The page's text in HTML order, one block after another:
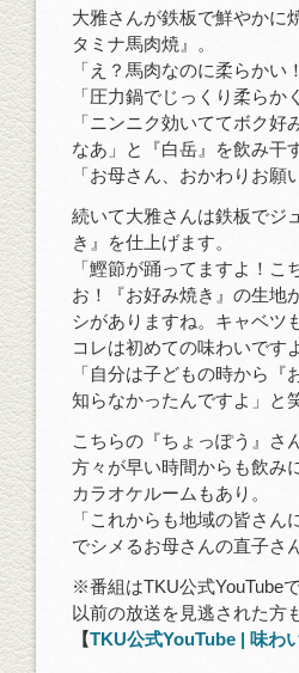
大雅さんが鉄板で鮮やかに
タミナ馬肉焼』。
「え？馬肉なのに柔らかい
「圧力鍋でじっくり柔ら
「ニンニク効いててボク
なあ」と『白岳』を飲み干
「お母さん、おかわりお願
続いて大雅さんは鉄板でジ
き』を仕上げます。
「鰹節が踊ってますよ！
お！『お好み焼き』の生地
シがありますね。キャベツ
コレは初めての味わいです
「自分は子どもの時から
知らなかったんですよ」と
こちらの『ちょっぽう』さ
方々が早い時間からも飲み
カラオケルームもあり。
「これからも地域の皆さ
でシメるお母さんの直子さ
※番組はTKU公式YouTube
以前の放送を見逃された方
【TKU公式YouTube | 味わ